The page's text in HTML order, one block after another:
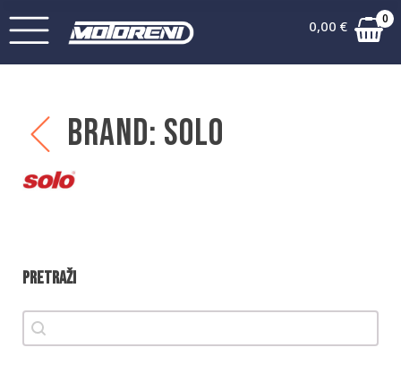
0,00 € 0
Brand: Solo
Pretraži
Pretraži
Pretraži